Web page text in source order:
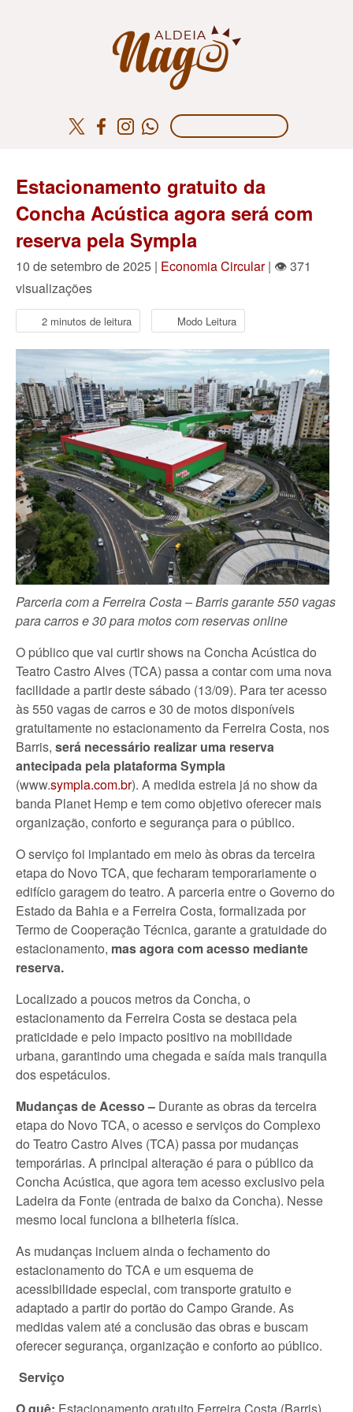
Estacionamento gratuito da
Concha Acústica agora será com
reserva pela Sympla
10 de setembro de 2025 | Economia Circular| 👁 371
visualizações
2 minutos de leitura Modo Leitura
Parceria com a Ferreira Costa – Barris garante 550 vagas
para carros e 30 para motos com reservas online
O público que vai curtir shows na Concha Acústica do
Teatro Castro Alves (TCA) passa a contar com uma nova
facilidade a partir deste sábado (13/09). Para ter acesso
às 550 vagas de carros e 30 de motos disponíveis
gratuitamente no estacionamento da Ferreira Costa, nos
Barris, será necessário realizar uma reserva
antecipada pela plataforma Sympla
(www.sympla.com.br). A medida estreia já no show da
banda Planet Hemp e tem como objetivo oferecer mais
organização, conforto e segurança para o público.
O serviço foi implantado em meio às obras da terceira
etapa do Novo TCA, que fecharam temporariamente o
edifício garagem do teatro. A parceria entre o Governo do
Estado da Bahia e a Ferreira Costa, formalizada por
Termo de Cooperação Técnica, garante a gratuidade do
estacionamento, mas agora com acesso mediante
reserva.
Localizado a poucos metros da Concha, o
estacionamento da Ferreira Costa se destaca pela
praticidade e pelo impacto positivo na mobilidade
urbana, garantindo uma chegada e saída mais tranquila
dos espetáculos.
Mudanças de Acesso – Durante as obras da terceira
etapa do Novo TCA, o acesso e serviços do Complexo
do Teatro Castro Alves (TCA) passa por mudanças
temporárias. A principal alteração é para o público da
Concha Acústica, que agora tem acesso exclusivo pela
Ladeira da Fonte (entrada de baixo da Concha). Nesse
mesmo local funciona a bilheteria física.
As mudanças incluem ainda o fechamento do
estacionamento do TCA e um esquema de
acessibilidade especial, com transporte gratuito e
adaptado a partir do portão do Campo Grande. As
medidas valem até a conclusão das obras e buscam
oferecer segurança, organização e conforto ao público.
Serviço
O quê: Estacionamento gratuito Ferreira Costa (Barris)